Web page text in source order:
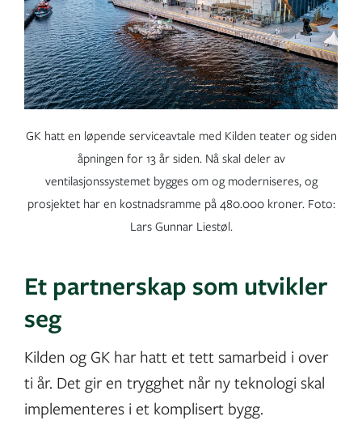
GK hatt en løpende serviceavtale med Kilden teater og siden
åpningen for 13 år siden. Nå skal deler av
ventilasjonssystemet bygges om og moderniseres, og
prosjektet har en kostnadsramme på 480.000 kroner. Foto:
Lars Gunnar Liestøl.
Et partnerskap som utvikler
seg
Kilden og GK har hatt et tett samarbeid i over
ti år. Det gir en trygghet når ny teknologi skal
implementeres i et komplisert bygg.